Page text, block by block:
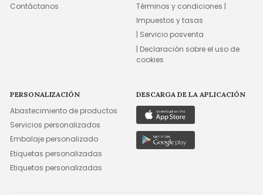
Contáctanos
Términos y condiciones |
Impuestos y tasas
| Servicio posventa
| Declaración sobre el uso de
cookies
PERSONALIZACIÓN
Abastecimiento de productos
Servicios personalizados
Embalaje personalizado
Etiquetas personalizadas
Etiquetas personalizadas
DESCARGA DE LA APLICACIÓN